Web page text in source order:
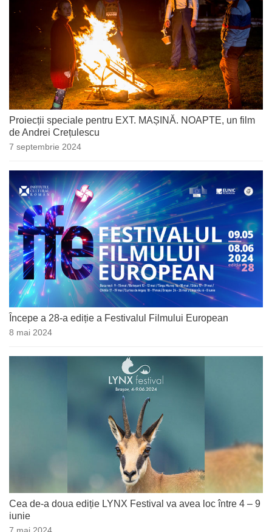
Proiecții speciale pentru EXT. MAȘINĂ. NOAPTE, un film
de Andrei Crețulescu
7 septembrie 2024
Începe a 28-a ediție a Festivalul Filmului European
8 mai 2024
Cea de-a doua ediție LYNX Festival va avea loc între 4 – 9
iunie